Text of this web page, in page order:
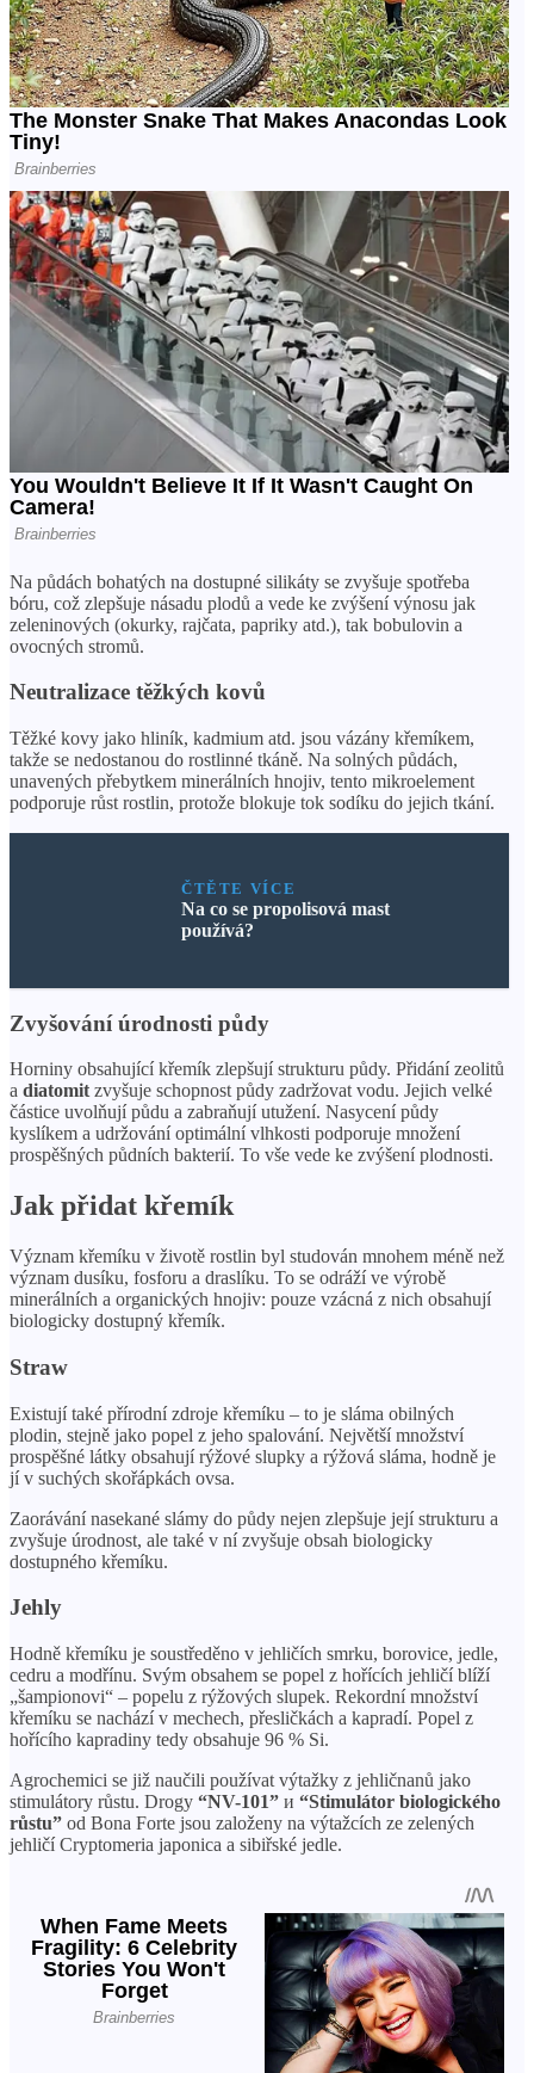
Na půdách bohatých na dostupné silikáty se zvyšuje spotřeba
bóru, což zlepšuje násadu plodů a vede ke zvýšení výnosu jak
zeleninových (okurky, rajčata, papriky atd.), tak bobulovin a
ovocných stromů.
Neutralizace těžkých kovů
Těžké kovy jako hliník, kadmium atd. jsou vázány křemíkem,
takže se nedostanou do rostlinné tkáně. Na solných půdách,
unavených přebytkem minerálních hnojiv, tento mikroelement
podporuje růst rostlin, protože blokuje tok sodíku do jejich tkání.
ČTĚTE VÍCE
Na co se propolisová mast
používá?
Zvyšování úrodnosti půdy
Horniny obsahující křemík zlepšují strukturu půdy. Přidání zeolitů
a diatomitzvyšuje schopnost půdy zadržovat vodu. Jejich velké
částice uvolňují půdu a zabraňují utužení. Nasycení půdy
kyslíkem a udržování optimální vlhkosti podporuje množení
prospěšných půdních bakterií. To vše vede ke zvýšení plodnosti.
Jak přidat křemík
Význam křemíku v životě rostlin byl studován mnohem méně než
význam dusíku, fosforu a draslíku. To se odráží ve výrobě
minerálních a organických hnojiv: pouze vzácná z nich obsahují
biologicky dostupný křemík.
Straw
Existují také přírodní zdroje křemíku – to je sláma obilných
plodin, stejně jako popel z jeho spalování. Největší množství
prospěšné látky obsahují rýžové slupky a rýžová sláma, hodně je
jí v suchých skořápkách ovsa.
Zaorávání nasekané slámy do půdy nejen zlepšuje její strukturu a
zvyšuje úrodnost, ale také v ní zvyšuje obsah biologicky
dostupného křemíku.
Jehly
Hodně křemíku je soustředěno v jehličích smrku, borovice, jedle,
cedru a modřínu. Svým obsahem se popel z hořících jehličí blíží
„šampionovi“ – popelu z rýžových slupek. Rekordní množství
křemíku se nachází v mechech, přesličkách a kapradí. Popel z
hořícího kapradiny tedy obsahuje 96 % Si.
Agrochemici se již naučili používat výtažky z jehličnanů jako
stimulátory růstu. Drogy “NV-101” и “Stimulátor biologického
růstu” od Bona Forte jsou založeny na výtažcích ze zelených
jehličí Cryptomeria japonica a sibiřské jedle.